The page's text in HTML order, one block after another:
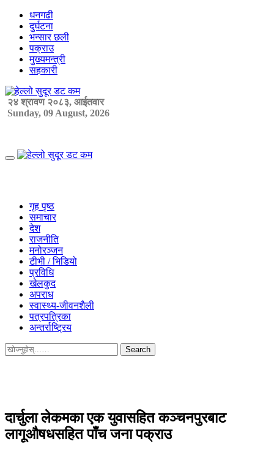
Skip
content
धनगढी
दुर्घटना
भन्सार छली
पक्राउ
मुख्यमन्त्री
सहकारी
२४ श्रावण २०८३, आईतवार
Sunday, 09 August, 2026
Primary
गृह पृष्ठ
समाचार
देश
राजनीति
मनोरञ्जन
टीभी / भिडियो
प्रविधि
खेलकुद
अपराध
स्वास्थ्य-जीवनशैली
पत्रपत्रिका
अन्तर्राष्ट्रिय
Search
for:
दार्चुला लेकमका एक युवासहित कञ्चनपुरबाट
लागूऔषधसहित पाँच जना पक्राउ